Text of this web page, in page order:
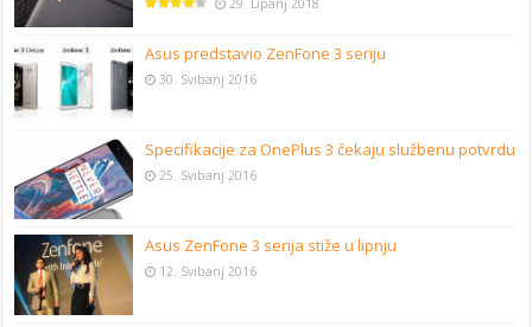
29. Lipanj 2018
Asus predstavio ZenFone 3 seriju
30. Svibanj 2016
Specifikacije za OnePlus 3 čekaju službenu potvrdu
25. Svibanj 2016
Asus ZenFone 3 serija stiže u lipnju
12. Svibanj 2016